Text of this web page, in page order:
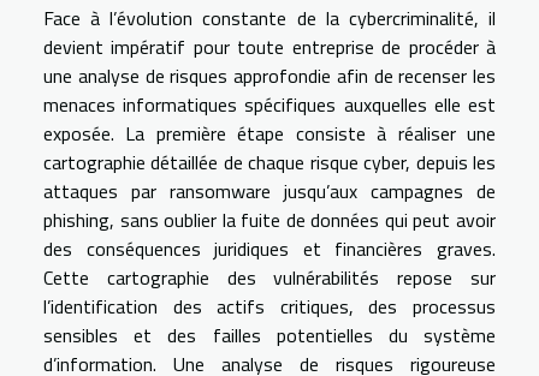
Face à l’évolution constante de la cybercriminalité, il
devient impératif pour toute entreprise de procéder à
une analyse de risques approfondie afin de recenser les
menaces informatiques spécifiques auxquelles elle est
exposée. La première étape consiste à réaliser une
cartographie détaillée de chaque risque cyber, depuis les
attaques par ransomware jusqu’aux campagnes de
phishing, sans oublier la fuite de données qui peut avoir
des conséquences juridiques et financières graves.
Cette cartographie des vulnérabilités repose sur
l’identification des actifs critiques, des processus
sensibles et des failles potentielles du système
d’information. Une analyse de risques rigoureuse